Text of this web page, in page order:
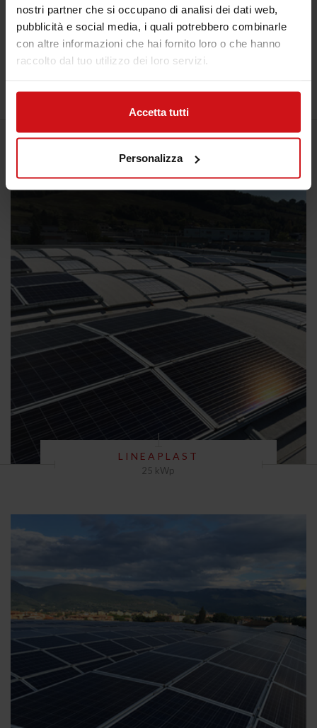
nostri partner che si occupano di analisi dei dati web,
pubblicità e social media, i quali potrebbero combinarle
con altre informazioni che hai fornito loro o che hanno
raccolto dal tuo utilizzo dei loro servizi.
Accetta tutti
Personalizza
GELSERVICE
LINEAPLAST
25 kWp